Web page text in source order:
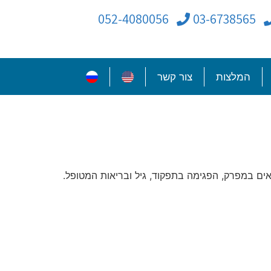
03-6738565
052-4080056
המלצות צור קשר
במפרק, הפגימה בתפקוד, גיל ובריאות המטופל.